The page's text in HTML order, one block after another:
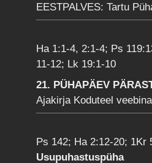
EESTPALVES: Tartu
Ha 1:1-4, 2:1-4; Ps
11-12; Lk 19:1-10
21. PÜHAPÄEV
Ajakirja Koduteel
Ps 142; Ha 2:12-20; 1Kr
Usupuhastuspüha